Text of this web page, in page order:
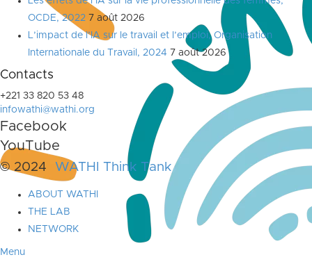
OCDE, 2022 7 août 2026
L’impact de l’IA sur le travail et l’emploi, Organisation
Internationale du Travail, 2024 7 août 2026
Contacts
+221 33 820 53 48
infowathi@wathi.org
Facebook
YouTube
© 2024 WATHI Think Tank
ABOUT WATHI
THE LAB
NETWORK
Menu